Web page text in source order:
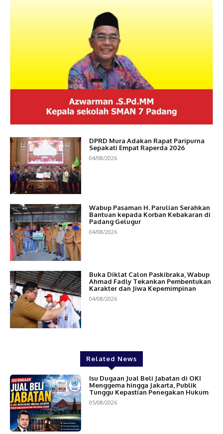
DPRD Mura Adakan Rapat Paripurna
Sepakati Empat Raperda 2026
04/08/2026
Wabup Pasaman H. Parulian Serahkan
Bantuan kepada Korban Kebakaran di
Padang Gelugur
04/08/2026
Buka Diklat Calon Paskibraka, Wabup
Ahmad Fadly Tekankan Pembentukan
Karakter dan Jiwa Kepemimpinan
04/08/2026
Related News
Isu Dugaan Jual Beli Jabatan di OKI
Menggema hingga Jakarta, Publik
Tunggu Kepastian Penegakan Hukum
05/08/2026